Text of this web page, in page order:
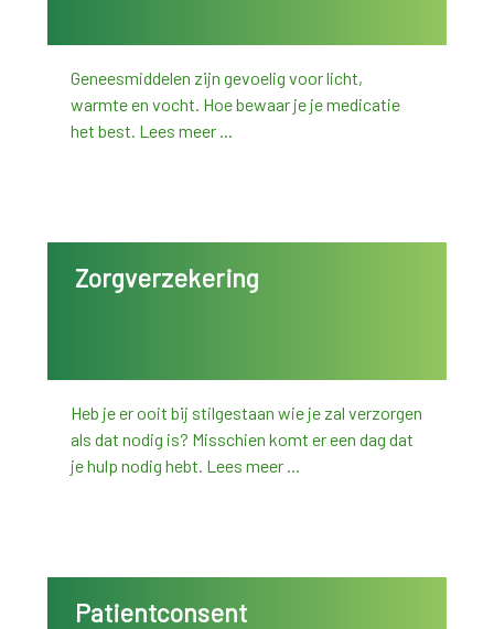
Geneesmiddelen zijn gevoelig voor licht,
warmte en vocht. Hoe bewaar je je medicatie
het best. Lees meer ...
Zorgverzekering
Heb je er ooit bij stilgestaan wie je zal verzorgen
als dat nodig is? Misschien komt er een dag dat
je hulp nodig hebt. Lees meer ...
Patientconsent